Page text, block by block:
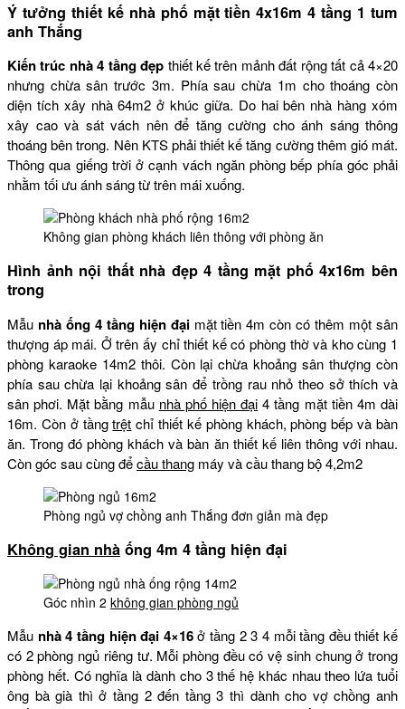
Ý tưởng thiết kế nhà phố mặt tiền 4x16m 4 tầng 1 tum
anh Thắng
Kiến trúc nhà 4 tầng đẹp thiết kế trên mảnh đất rộng tất cả 4×20
nhưng chừa sân trước 3m. Phía sau chừa 1m cho thoáng còn
diện tích xây nhà 64m2 ở khúc giữa. Do hai bên nhà hàng xóm
xây cao và sát vách nên để tăng cường cho ánh sáng thông
thoáng bên trong. Nên KTS phải thiết kế tăng cường thêm gió mát.
Thông qua giếng trời ở cạnh vách ngăn phòng bếp phía góc phải
nhằm tối ưu ánh sáng từ trên mái xuống.
Không gian phòng khách liên thông với phòng ăn
Hình ảnh nội thất nhà đẹp 4 tầng mặt phố 4x16m bên
trong
Mẫu nhà ống 4 tầng hiện đạimặt tiền 4m còn có thêm một sân
thượng áp mái. Ở trên ấy chỉ thiết kế có phòng thờ và kho cùng 1
phòng karaoke 14m2 thôi. Còn lại chừa khoảng sân thượng còn
phía sau chừa lại khoảng sân để trồng rau nhỏ theo sở thích và
sân phơi. Mặt bằng mẫu nhà phố hiện đại 4 tầng mặt tiền 4m dài
16m. Còn ở tầngtrệt chỉ thiết kế phòng khách, phòng bếp và bàn
ăn. Trong đó phòng khách và bàn ăn thiết kế liên thông với nhau.
Còn góc sau cùng đểcầu thang máy và cầu thang bộ 4,2m2
Phòng ngủ vợ chồng anh Thắng đơn giản mà đẹp
Không gian nhà ống 4m 4 tầng hiện đại
Góc nhìn 2 không gian phòng ngủ
Mẫu nhà 4 tầng hiện đại 4×16ở tầng 2 3 4 mỗi tầng đều thiết kế
có 2 phòng ngủ riêng tư. Mỗi phòng đều có vệ sinh chung ở trong
phòng hết. Có nghĩa là dành cho 3 thế hệ khác nhau theo lứa tuổi
ông bà già thì ở tầng 2 đến tầng 3 thì dành cho vợ chồng anh